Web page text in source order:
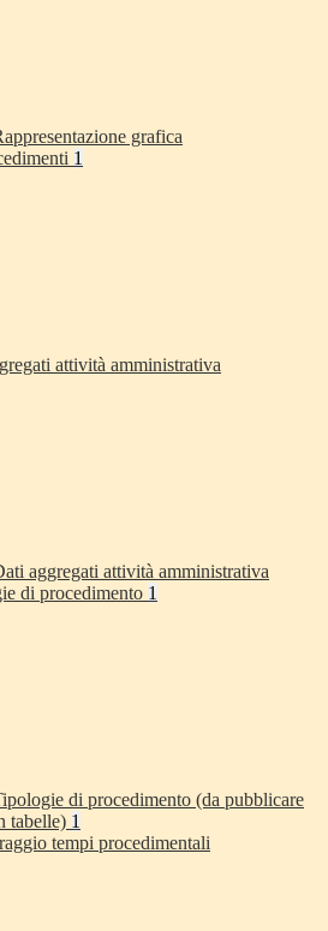
grafica
1
attività amministrativa
aggregati attività amministrativa
di procedimento 1
di procedimento (da pubblicare
tabelle) 1
tempi procedimentali